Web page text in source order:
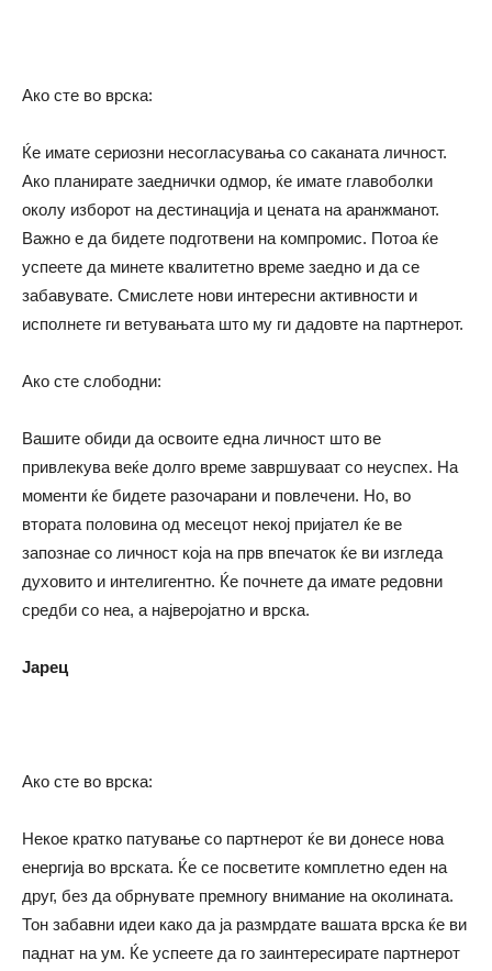
Ако сте во врска:
Ќе имате сериозни несогласувања со саканата личност.
Ако планирате заеднички одмор, ќе имате главоболки
околу изборот на дестинација и цената на аранжманот.
Важно е да бидете подготвени на компромис. Потоа ќе
успеете да минете квалитетно време заедно и да се
забавувате. Смислете нови интересни активности и
исполнете ги ветувањата што му ги дадовте на партнерот.
Ако сте слободни:
Вашите обиди да освоите една личност што ве
привлекува веќе долго време завршуваат со неуспех. На
моменти ќе бидете разочарани и повлечени. Но, во
втората половина од месецот некој пријател ќе ве
запознае со личност која на прв впечаток ќе ви изгледа
духовито и интелигентно. Ќе почнете да имате редовни
средби со неа, а најверојатно и врска.
Јарец
Ако сте во врска:
Некое кратко патување со партнерот ќе ви донесе нова
енергија во врската. Ќе се посветите комплетно еден на
друг, без да обрнувате премногу внимание на околината.
Тон забавни идеи како да ја размрдате вашата врска ќе ви
паднат на ум. Ќе успеете да го заинтересирате партнерот